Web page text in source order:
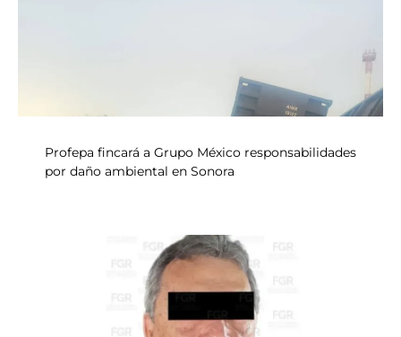
Profepa fincará a Grupo México responsabilidades
por daño ambiental en Sonora